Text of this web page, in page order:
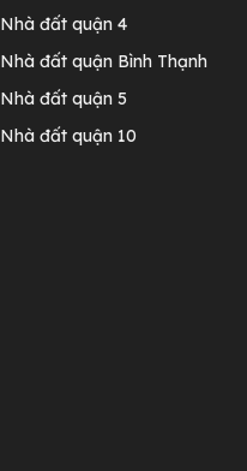
Nhà đất quận 4
Nhà đất quận Bình Thạnh
Nhà đất quận 5
Nhà đất quận 10